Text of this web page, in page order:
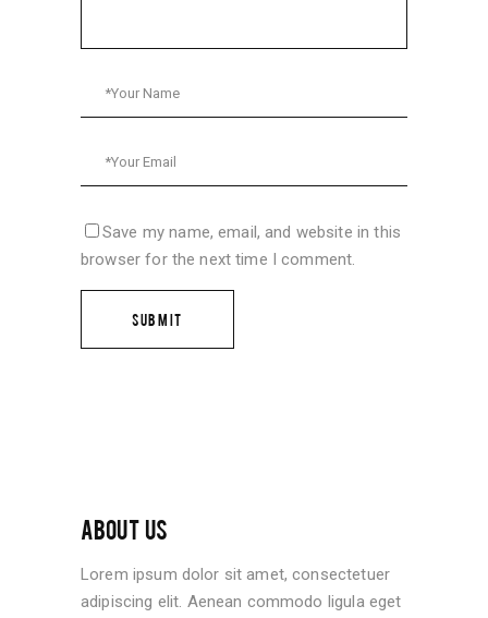
Save my name, email, and website in this
browser for the next time I comment.
ABOUT US
Lorem ipsum dolor sit amet, consectetuer
adipiscing elit. Aenean commodo ligula eget